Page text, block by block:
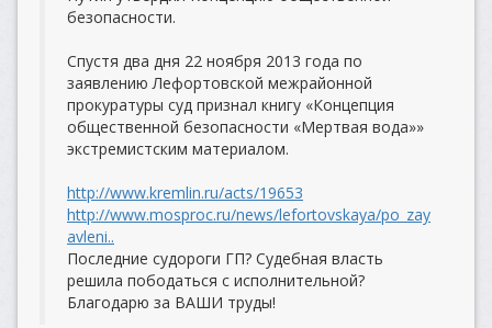
безопасности.
Спустя два дня 22 ноября 2013 года по
заявлению Лефортовской межрайонной
прокуратуры суд признал книгу «Концепция
общественной безопасности «Мертвая вода»»
экстремистским материалом.
http://www.kremlin.ru/acts/19653
http://www.mosproc.ru/news/lefortovskaya/po_zay
avleni..
Последние судороги ГП? Судебная власть
решила пободаться с исполнительной?
Благодарю за ВАШИ труды!